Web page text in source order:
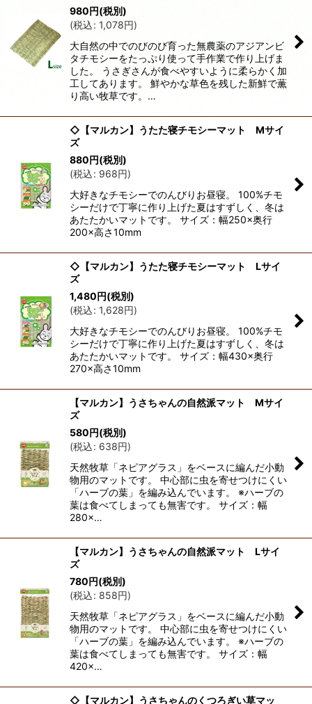
980円(税別)
(税込: 1,078円)
大自然の中でのびのび育った無農薬のアジアンビ
タチモシーをたっぷり使って手作業で作り上げま
した。 うさぎさんが食べやすいように柔らかく加
工してあります。 鮮やかな草色を残した新鮮で薫
り高い牧草です。…
◇【マルカン】うたた寝チモシーマット Mサイ
ズ
880円(税別)
(税込: 968円)
大好きなチモシーでのんびりお昼寝。 100%チモ
シーだけで丁寧に作り上げた夏はすずしく、冬は
あたたかいマットです。 サイズ：幅250×奥行
200×高さ10mm
◇【マルカン】うたた寝チモシーマット Lサイ
ズ
1,480円(税別)
(税込: 1,628円)
大好きなチモシーでのんびりお昼寝。 100%チモ
シーだけで丁寧に作り上げた夏はすずしく、冬は
あたたかいマットです。 サイズ：幅430×奥行
270×高さ10mm
【マルカン】うさちゃんの自然派マット Mサイ
ズ
580円(税別)
(税込: 638円)
天然牧草「ネピアグラス」をベースに編んだ小動
物用のマットです。 中心部に虫を寄せつけにくい
「ハーブの葉」を編み込んでいます。 ※ハーブの
葉は食べてしまっても無害です。 サイズ：幅
280×…
【マルカン】うさちゃんの自然派マット Lサイ
ズ
780円(税別)
(税込: 858円)
天然牧草「ネピアグラス」をベースに編んだ小動
物用のマットです。 中心部に虫を寄せつけにくい
「ハーブの葉」を編み込んでいます。 ※ハーブの
葉は食べてしまっても無害です。 サイズ：幅
420×…
◇【マルカン】うさちゃんのくつろぎい草マッ